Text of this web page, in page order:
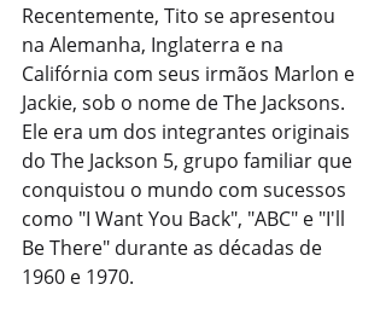
Recentemente, Tito se apresentou
na Alemanha, Inglaterra e na
Califórnia com seus irmãos Marlon e
Jackie, sob o nome de The Jacksons.
Ele era um dos integrantes originais
do The Jackson 5, grupo familiar que
conquistou o mundo com sucessos
como "I Want You Back", "ABC" e "I'll
Be There" durante as décadas de
1960 e 1970.